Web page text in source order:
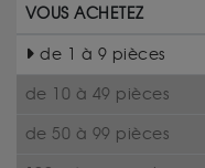
VOUS ACHETEZ
de 1 à 9 pièces
de 10 à 49 pièces
de 50 à 99 pièces